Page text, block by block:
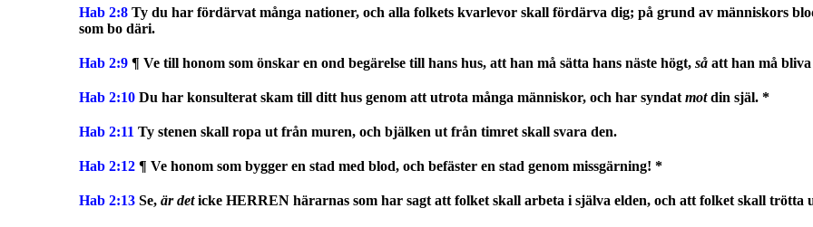
Hab 2:8 Ty du har fördärvat många nationer, och alla folkets kvarlevor skall fördärva dig; på grund av människors
som bo däri.
Hab 2:9 ¶ Ve till honom som önskar en ond begärelse till hans hus, att han må sätta hans näste högt, så att han må
Hab 2:10 Du har konsulterat skam till ditt hus genom att utrota många människor, och har syndat motdin själ. *
Hab 2:11 Ty stenen skall ropa ut från muren, och bjälken ut från timret skall svara den.
Hab 2:12 ¶ Ve honom som bygger en stad med blod, och befäster en stad genom missgärning! *
Hab 2:13 Se, är deticke HERREN härarnas som har sagt att folket skall arbeta i själva elden, och att folket skall trötta